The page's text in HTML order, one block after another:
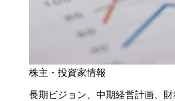
株主・投資家情報
長期ビジョン、中期経営計画、